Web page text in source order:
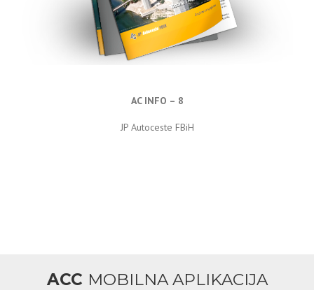
AC INFO – 8
JP Autoceste FBiH
ACC MOBILNA APLIKACIJA